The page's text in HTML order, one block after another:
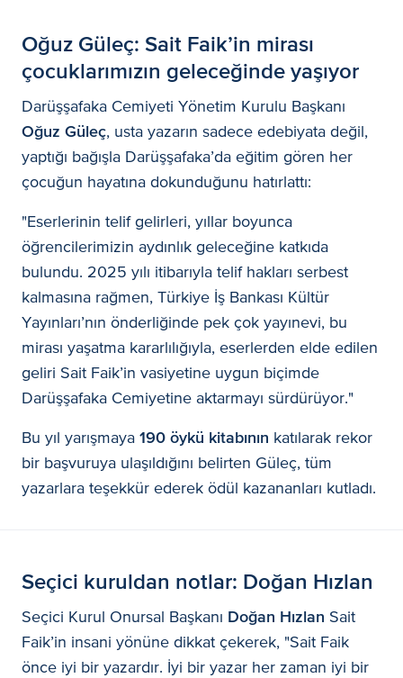
Oğuz Güleç: Sait Faik’in mirası
çocuklarımızın geleceğinde yaşıyor
Darüşşafaka Cemiyeti Yönetim Kurulu Başkanı
Oğuz Güleç, usta yazarın sadece edebiyata değil,
yaptığı bağışla Darüşşafaka’da eğitim gören her
çocuğun hayatına dokunduğunu hatırlattı:
"Eserlerinin telif gelirleri, yıllar boyunca
öğrencilerimizin aydınlık geleceğine katkıda
bulundu. 2025 yılı itibarıyla telif hakları serbest
kalmasına rağmen, Türkiye İş Bankası Kültür
Yayınları’nın önderliğinde pek çok yayınevi, bu
mirası yaşatma kararlılığıyla, eserlerden elde edilen
geliri Sait Faik’in vasiyetine uygun biçimde
Darüşşafaka Cemiyetine aktarmayı sürdürüyor."
Bu yıl yarışmaya 190 öykü kitabının katılarak rekor
bir başvuruya ulaşıldığını belirten Güleç, tüm
yazarlara teşekkür ederek ödül kazananları kutladı.
Seçici kuruldan notlar: Doğan Hızlan
Seçici Kurul Onursal Başkanı Doğan Hızlan Sait
Faik’in insani yönüne dikkat çekerek, "Sait Faik
önce iyi bir yazardır. İyi bir yazar her zaman iyi bir